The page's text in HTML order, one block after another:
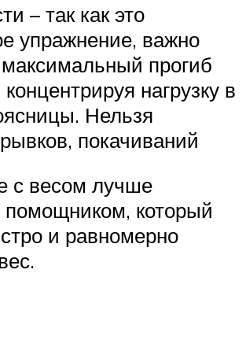
– так как это
упражнение, важно
прогиб
нагрузку в
Нельзя
покачиваний
с весом лучше
помощником, который
и равномерно